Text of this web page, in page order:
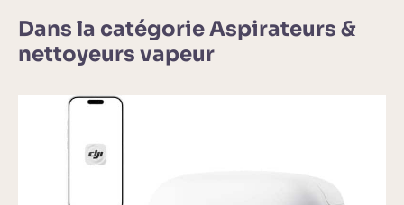
Dans la catégorie Aspirateurs &
nettoyeurs vapeur